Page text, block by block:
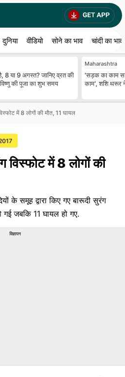
दुनिया वीडियो सोने का भाव चांदी का भाव
8 या 9 अगस्त? जानिए व्रत की
की पूजा का शुभ समय
Maharashtra
'सड़क का काम
काम', शशि थरूर ने
में 8 लोगों की मौत, 11 घायल
विस्फोट में 8 लोगों की
के समूह द्वारा किए गए बारूदी सुरंग
गई जबकि 11 घायल हो गए.
विज्ञापन